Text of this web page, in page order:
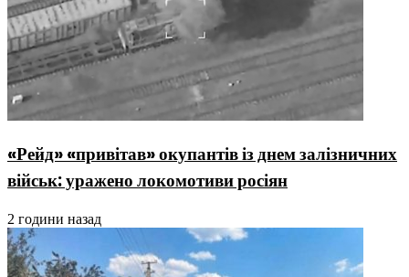
«Рейд» «привітав» окупантів із днем залізничних
військ: уражено локомотиви росіян
2 години назад